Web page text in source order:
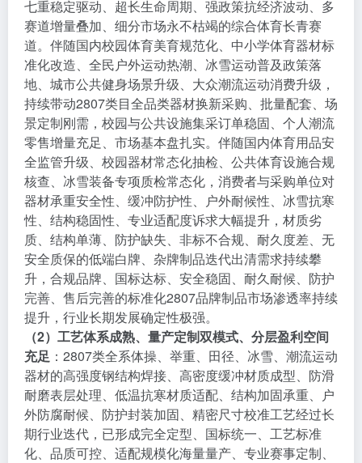
七重稳定驱动、超长生命周期、强政策抗经济波动、多
赛道增量叠加、细分市场永不枯竭的综合体育长青赛
道。伴随国内校园体育美育规范化、中小学体育器材标
准化改造、全民户外运动热潮、冰雪运动普及政策落
地、城市公共健身场景升级、大众潮流运动消费升级，
持续带动2807类目全品类器材换新采购、批量配套、场
景定制刚需，校园与公共设施集采订单稳固、个人潮流
零售增量充足、市场基本盘扎实。伴随国内体育用品安
全监管升级、校园器材常态化抽检、公共体育设施合规
核查、冰雪装备专项质检常态化，消费者与采购单位对
器材承重安全性、缓冲防护性、户外耐候性、冰雪抗寒
性、结构稳固性、专业适配度诉求大幅提升，材质劣
质、结构单薄、防护缺失、非标不合规、耐久度差、无
安全质保的低端白牌、杂牌制品迭代出清需求持续攀
升，合规品牌、国标达标、安全稳固、耐久耐候、防护
完善、售后完善的标准化2807品牌制品市场渗透率持续
提升，行业长期发展确定性极强。
（2）工艺体系成熟、量产定制双模式、分层盈利空间
充足 ：2807类全系体操、举重、田径、冰雪、潮流运动
器材的高强度钢结构焊接、高密度缓冲材质成型、防滑
耐磨表层处理、低温抗寒材质适配、结构加固承重、户
外防腐耐候、防护封装加固、精密尺寸校准工艺经过长
期行业迭代，已形成完全定型、国标统一、工艺标准
化、品质可控、适配规模化海量量产、专业赛事定制、